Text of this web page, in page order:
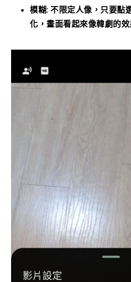
模糊: 不限定人像，只要點
化，畫面看起來像韓劇的效